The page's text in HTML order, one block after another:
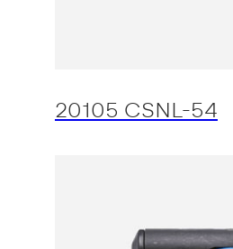
20105 CSNL-54